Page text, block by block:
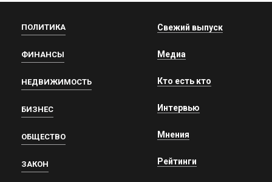
ПОЛИТИКА
ФИНАНСЫ
НЕДВИЖИМОСТЬ
БИЗНЕС
ОБЩЕСТВО
ЗАКОН
Свежий выпуск
Медиа
Кто есть кто
Интервью
Мнения
Рейтинги